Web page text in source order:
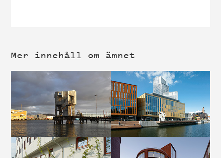
Mer innehåll om ämnet